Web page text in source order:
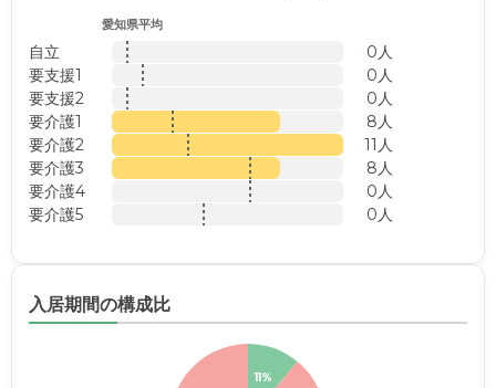
愛知県平均
自立
0人
要支援1
0人
要支援2
0人
要介護1
8人
要介護2
11人
要介護3
8人
要介護4
0人
要介護5
0人
入居期間の構成比
11%